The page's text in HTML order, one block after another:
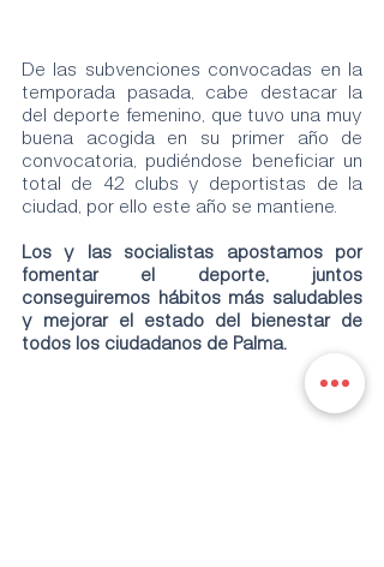
De las subvenciones convocadas en la
temporada pasada, cabe destacar la
del deporte femenino, que tuvo una muy
buena acogida en su primer año de
convocatoria, pudiéndose beneficiar un
total de 42 clubs y deportistas de la
ciudad, por ello este año se mantiene.
Los y las socialistas apostamos por
fomentar el deporte, juntos
conseguiremos hábitos más saludables
y mejorar el estado del bienestar de
todos los ciudadanos de Palma.